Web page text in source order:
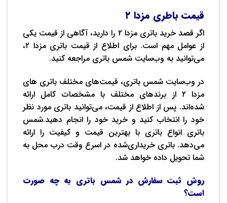
قیمت باطری مزدا ۲
اگر قصد خرید باتری مزدا ۲ را دارید، آگاهی از قیمت یکی
از عوامل مهم است. برای اطلاع از قیمت باتری مزدا ۲،
می‌توانید به وب‌سایت شمس باتری مراجعه کنید.
در وب‌سایت شمس باتری، قیمت‌های مختلف باتری های
مزدا ۲ از برندهای مختلف با مشخصات کامل ارائه
شده‌اند. پس از اطلاع از قیمت، می‌توانید باتری مورد نظر
خود را انتخاب کنید و خرید خود را انجام دهید.شمس
باتری انواع باتری با بهترین قیمت و کیفیت را ارائه
می‌دهد. باتری خریداری‌شده در اسرع وقت درب محل به
شما تحویل داده خواهد شد.
روش ثبت سفارش در شمس باتری به چه صورت
است؟